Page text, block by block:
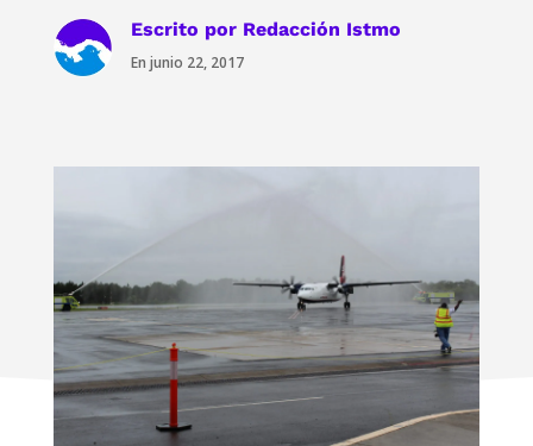
Escrito por Redacción Istmo
En junio 22, 2017